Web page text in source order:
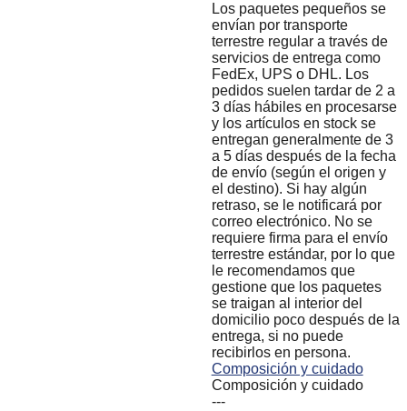
Los paquetes pequeños se
envían por transporte
terrestre regular a través de
servicios de entrega como
FedEx, UPS o DHL. Los
pedidos suelen tardar de 2 a
3 días hábiles en procesarse
y los artículos en stock se
entregan generalmente de 3
a 5 días después de la fecha
de envío (según el origen y
el destino). Si hay algún
retraso, se le notificará por
correo electrónico. No se
requiere firma para el envío
terrestre estándar, por lo que
le recomendamos que
gestione que los paquetes
se traigan al interior del
domicilio poco después de la
entrega, si no puede
recibirlos en persona.
Composición y cuidado
Composición y cuidado
---